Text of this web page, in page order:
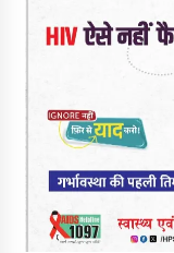
70 से
चंबा
चंबा
रही